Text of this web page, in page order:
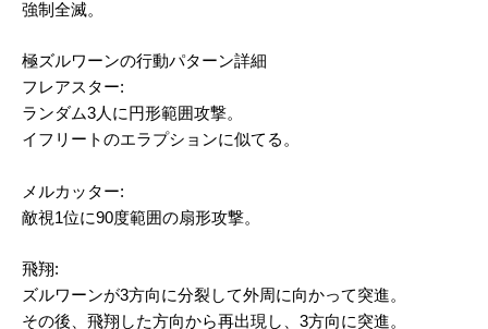
強制全滅。
極ズルワーンの行動パターン詳細
フレアスター:
ランダム3人に円形範囲攻撃。
イフリートのエラプションに似てる。
メルカッター:
敵視1位に90度範囲の扇形攻撃。
飛翔:
ズルワーンが3方向に分裂して外周に向かって突進。
その後、飛翔した方向から再出現し、3方向に突進。